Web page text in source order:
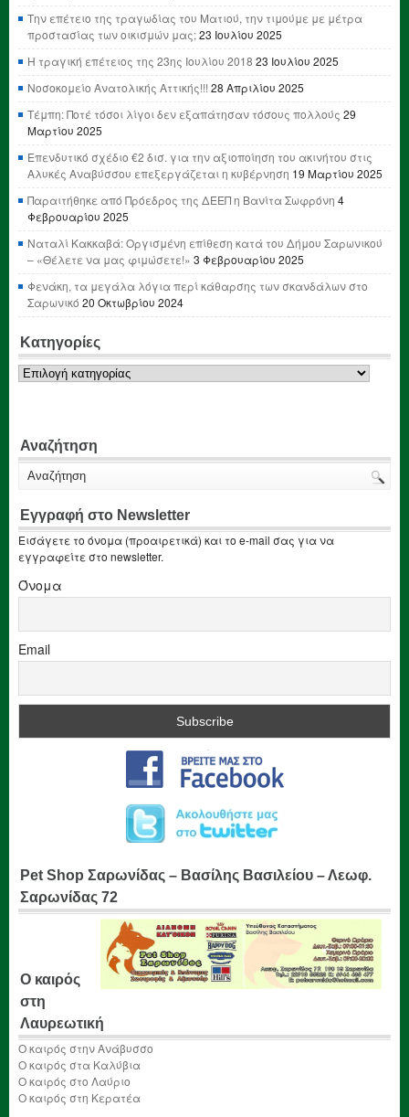
Την επέτειο της τραγωδίας του Ματιού, την τιμούμε με μέτρα
προστασίας των οικισμών μας;23 Ιουλίου 2025
Η τραγική επέτειος της 23ης Ιουλίου 2018 23 Ιουλίου 2025
Νοσοκομείο Ανατολικής Αττικής!!! 28 Απριλίου 2025
Τέμπη: Ποτέ τόσοι λίγοι δεν εξαπάτησαν τόσους πολλούς 29
Μαρτίου 2025
Επενδυτικό σχέδιο €2 δισ. για την αξιοποίηση του ακινήτου στις
Αλυκές Αναβύσσου επεξεργάζεται η κυβέρνηση 19 Μαρτίου 2025
Παραιτήθηκε από Πρόεδρος της ΔΕΕΠ η Βανίτα Σωφρόνη 4
Φεβρουαρίου 2025
Ναταλί Κακκαβά: Οργισμένη επίθεση κατά του Δήμου Σαρωνικού
– «Θέλετε να μας φιμώσετε!» 3 Φεβρουαρίου 2025
Φενάκη, τα μεγάλα λόγια περί κάθαρσης των σκανδάλων στο
Σαρωνικό 20 Οκτωβρίου 2024
Κατηγορίες
Κατηγορίες
Αναζήτηση
Εγγραφή στο Newsletter
Εισάγετε το όνομα (προαιρετικά) και το e-mail σας για να
εγγραφείτε στο newsletter.
Όνομα
Email
Pet Shop Σαρωνίδας – Βασίλης Βασιλείου – Λεωφ.
Σαρωνίδας 72
Ο καιρός
στη
Λαυρεωτική
Ο καιρός στην Ανάβυσσο
Ο καιρός στα Καλύβια
Ο καιρός στο Λαύριο
Ο καιρός στη Κερατέα